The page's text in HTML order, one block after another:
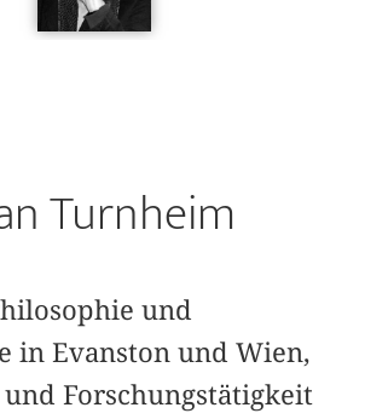
Turnheim
und
in Evanston und Wien,
Forschungstätigkeit